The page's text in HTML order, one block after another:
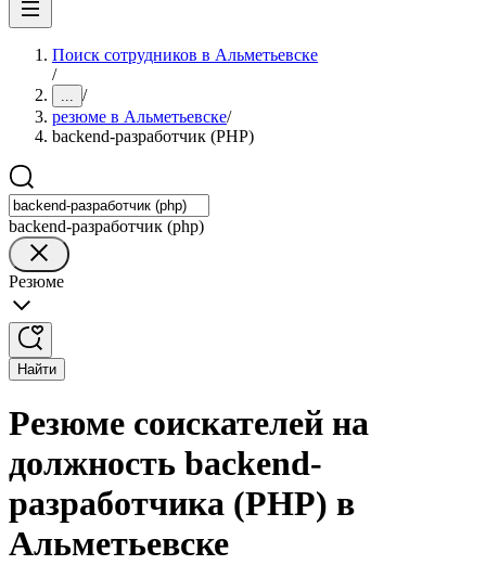
Поиск сотрудников в Альметьевске
/
... /
резюме в Альметьевске/
backend-разработчик (PHP)
backend-разработчик (php)
Резюме
Найти
Резюме соискателей на
должность backend-
разработчика (PHP) в
Альметьевске